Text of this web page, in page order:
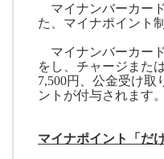
マイナンバーカー
た、マイナポイント
マイナンバーカー
をし、チャージまた
7,500円、公金受け取
ントが付与されます。
マイナポイント「だ